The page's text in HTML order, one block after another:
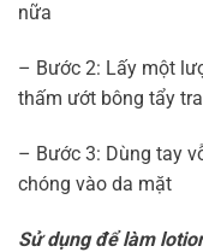
nữa
– Bước 2: Lấy một
thấm ướt bông tẩy
– Bước 3: Dùng tay
chóng vào da mặt
Sử dụng để làm